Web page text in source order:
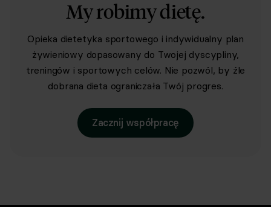
My robimy dietę.
Opieka dietetyka sportowego i indywidualny plan
żywieniowy dopasowany do Twojej dyscypliny,
treningów i sportowych celów. Nie pozwól, by źle
dobrana dieta ograniczała Twój progres.
Zacznij współpracę